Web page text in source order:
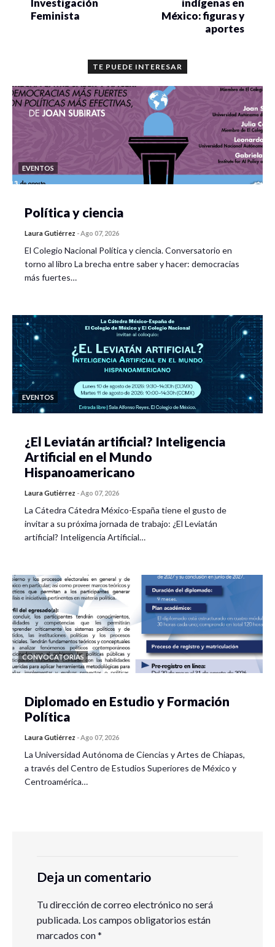
Feminista
México: figuras y
aportes
TE PUEDE INTERESAR
EVENTOS
Política y ciencia
Laura Gutiérrez - Ago 07, 2026
El Colegio Nacional Política y ciencia. Conversatorio en
torno al libro La brecha entre saber y hacer: democracias
más fuertes…
EVENTOS
¿El Leviatán artificial? Inteligencia
Artificial en el Mundo
Hispanoamericano
Laura Gutiérrez - Ago 07, 2026
La Cátedra Cátedra México-España tiene el gusto de
invitar a su próxima jornada de trabajo: ¿El Leviatán
artificial? Inteligencia Artificial…
CONVOCATORIAS
Diplomado en Estudio y Formación
Política
Laura Gutiérrez - Ago 07, 2026
La Universidad Autónoma de Ciencias y Artes de Chiapas,
a través del Centro de Estudios Superiores de México y
Centroamérica…
Deja un comentario
Tu dirección de correo electrónico no será
publicada. Los campos obligatorios están
marcados con*